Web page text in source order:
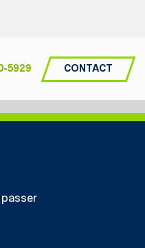
5929 CONTACT
passer